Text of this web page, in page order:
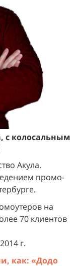
с колосальным
Акула.
промо-
на
70 клиентов
г.
как: «Додо